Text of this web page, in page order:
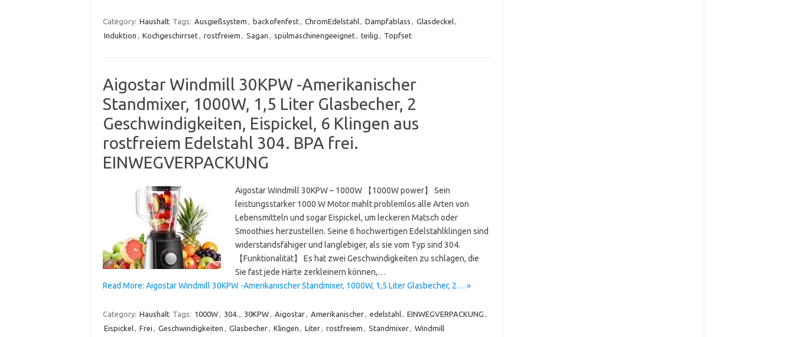
Category: Haushalt Tags: Ausgießsystem , backofenfest, ChromEdelstahl, Dampfablass , Glasdeckel,
Induktion , Kochgeschirrset, rostfreiem , Sagan , spülmaschinengeeignet, teilig , Topfset
Aigostar Windmill 30KPW -Amerikanischer
Standmixer, 1000W, 1,5 Liter Glasbecher, 2
Geschwindigkeiten, Eispickel, 6 Klingen aus
rostfreiem Edelstahl 304. BPA frei.
EINWEGVERPACKUNG
Aigostar Windmill 30KPW – 1000W 【1000W power】 Sein
leistungsstarker 1000 W Motor mahlt problemlos alle Arten von
Lebensmitteln und sogar Eispickel, um leckeren Matsch oder
Smoothies herzustellen. Seine 6 hochwertigen Edelstahlklingen sind
widerstandsfähiger und langlebiger, als sie vom Typ sind 304.
【Funktionalität】 Es hat zwei Geschwindigkeiten zu schlagen, die
Sie fast jede Härte zerkleinern können,…
Read More: Aigostar Windmill 30KPW -Amerikanischer Standmixer, 1000W, 1,5 Liter Glasbecher, 2… »
Category: Haushalt Tags: 1000W, 304. , 30KPW, Aigostar, Amerikanischer, edelstahl, EINWEGVERPACKUNG ,
Eispickel, Frei , Geschwindigkeiten , Glasbecher, Klingen , Liter, rostfreiem , Standmixer, Windmill